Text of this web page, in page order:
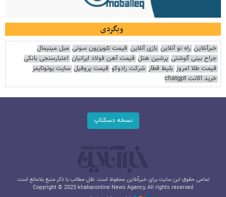
وبگردی
خبرآنلاین راه نو آنلاین بازی آنلاین قیمت تلویزیون سونی مبل مینیمال
جراح بینی گوشتی پرشین هتل قیمت آهن فولاد ایرانیان اعتبارسنجی بانکی
قیمت طلا امروز بلیط قطار شرکت رادوکو قیمت پروفیل سایت یوتوتایمز
خرید اکانت chatgpt
نسخه دسکتاپ
تمامی حقوق این سایت برای خبرآنلاین محفوظ است. نقل مطالب با ذکر منبع بلامانع است.
Copyright © 2025 khabaronline News Agancy, All rights reserved